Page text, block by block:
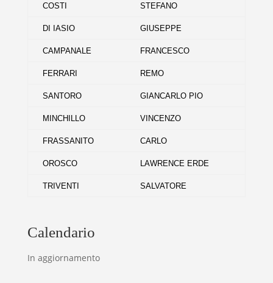
COSTI STEFANO
DI IASIO GIUSEPPE
CAMPANALE FRANCESCO
FERRARI REMO
SANTORO GIANCARLO PIO
MINCHILLO VINCENZO
FRASSANITO CARLO
OROSCO LAWRENCE ERDE
TRIVENTI SALVATORE
Calendario
In aggiornamento